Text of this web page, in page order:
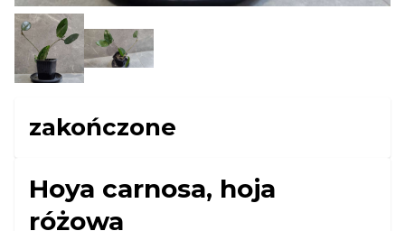
zakończone
Hoya carnosa, hoja
różowa